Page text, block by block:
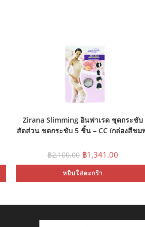
Zirana Slimming อินฟาเรด ชุดกระชับ
สัดส่วน ชุดกระชับ 5 ชิ้น – CC (กล่องสีชม
฿2,100.00 Original
price
was:
฿2,100.00.
฿1,341.00Current
price
is:
หยิบใส่ตะกร้า